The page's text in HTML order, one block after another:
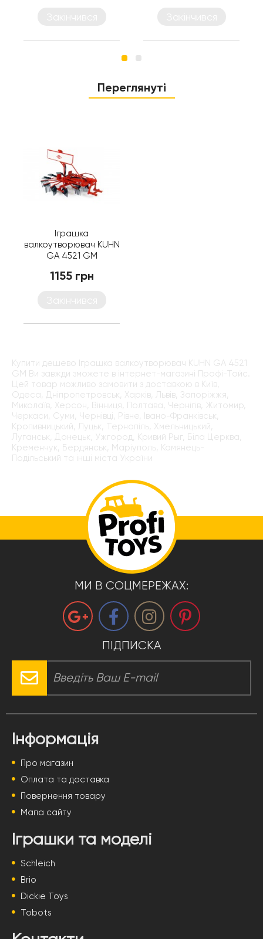
Переглянуті
Іграшка
валкоутворювач KUHN
GA 4521 GM
1155 грн
Купити дешево Іграшка валкоутворювач KUHN GA 4521
GM Ви завжди зможете в інтернет-магазині Профі-Тойс.
Цей товар можливо замовити з доставкою в Київ,
Одеса, Дніпропетровськ, Харків, Львів, Запоріжжя,
Миколаїв, Херсон, Вінниця, Полтава, Чернігів, Житомир,
Черкаси, Суми, Чернівці, Рівне, Івано-Франківськ,
Кропивницький, Луцьк, Тернопіль, Хмельницький,
Луганськ, Донецьк, Ужгород, Кривий Рыг, Біла Церква,
Кременчук, Бердянськ, Маріуполь, Камянець-
Подільський та інші міста України
МИ В СОЦМЕРЕЖАХ:
ПІДПИСКА
Інформація
Про магазин
Оплата та доставка
Повернення товару
Мапа сайту
Іграшки та моделі
Schleich
Brio
Dickie Toys
Tobots